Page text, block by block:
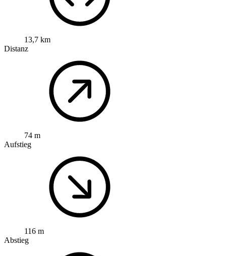
13,7 km
Distanz
74 m
Aufstieg
116 m
Abstieg